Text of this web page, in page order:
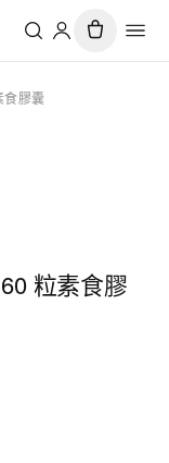
食膠囊
粒素食膠